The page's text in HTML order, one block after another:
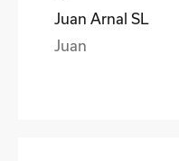
Juan Arnal SL
Juan